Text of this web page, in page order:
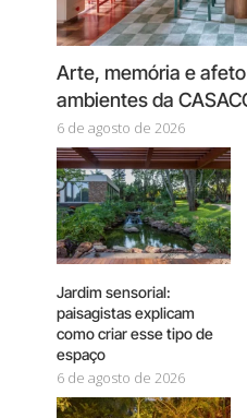
Arte, memória e
ambientes da
6 de agosto de 2026
Jardim sensorial:
paisagistas explicam
como criar esse tipo de
espaço
6 de agosto de 2026